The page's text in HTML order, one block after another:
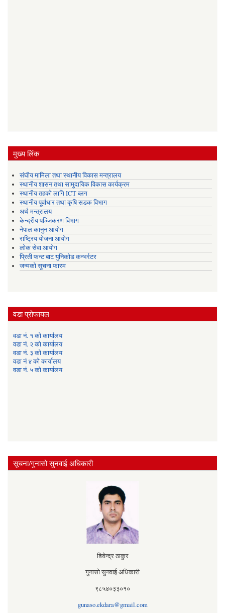
मुख्य लिंक
संघीय मामिला तथा स्थानीय विकास मन्त्रालय
स्थानीय शासन तथा सामुदायिक विकास कार्यक्रम
स्थानीय तहको लागि ICT ब्लग
स्थानीय पूर्वाधार तथा कृषि सडक विभाग
अर्थ मन्त्रालय
केन्द्रीय पञ्जिकरण विभाग
नेपाल कानुन आयोग
राष्ट्रिय योजना आयोग
लोक सेवा आयोग
प्रिती फन्ट बाट युनिकोड कन्भर्रटर
जन्मको सूचना फारम
वडा प्रोफायल
वडा नं. १ को कार्यालय
वडा नं. २ को कार्यालय
वडा नं. ३ को कार्यालय
वडा नं ४ को कार्यालय
वडा नं. ५ को कार्यालय
सूचना/गुनासो सुनवाई अधिकारी
शिवेन्द्र ठाकुर
गुनासो सुनवाई अधिकारी
९८५४०३३०१०
gunaso.ekdara@gmail.com